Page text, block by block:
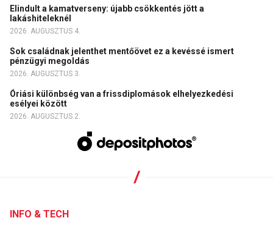
Elindult a kamatverseny: újabb csökkentés jött a
lakáshiteleknél
2026. AUGUSZTUS 4.
Sok családnak jelenthet mentőövet ez a kevéssé ismert
pénzügyi megoldás
2026. AUGUSZTUS 3.
Óriási különbség van a frissdiplomások elhelyezkedési
esélyei között
2026. AUGUSZTUS 2.
INFO & TECH